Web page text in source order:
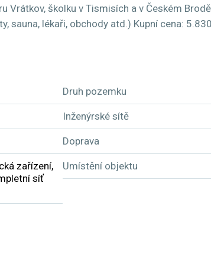
Vrátkov, školku v Tismisích a v Českém
sauna, lékaři, obchody atd.) Kupní cena:
Druh pozemku
Inženýrské sítě
Doprava
zařízení,
síť
Umístění objektu